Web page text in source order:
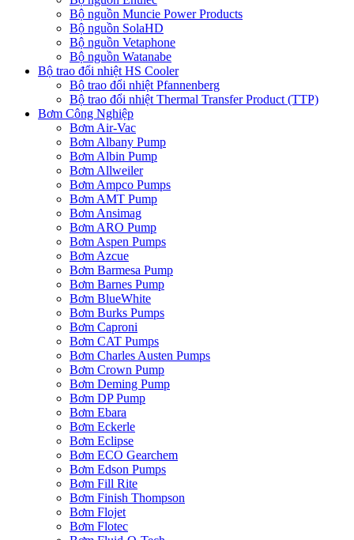
Bộ nguồn Muncie Power Products
Bộ nguồn SolaHD
Bộ nguồn Vetaphone
Bộ nguồn Watanabe
Bộ trao đổi nhiệt HS Cooler
Bộ trao đổi nhiệt Pfannenberg
Bộ trao đổi nhiệt Thermal Transfer Product (TTP)
Bơm Công Nghiệp
Bơm Air-Vac
Bơm Albany Pump
Bơm Albin Pump
Bơm Allweiler
Bơm Ampco Pumps
Bơm AMT Pump
Bơm Ansimag
Bơm ARO Pump
Bơm Aspen Pumps
Bơm Azcue
Bơm Barmesa Pump
Bơm Barnes Pump
Bơm BlueWhite
Bơm Burks Pumps
Bơm Caproni
Bơm CAT Pumps
Bơm Charles Austen Pumps
Bơm Crown Pump
Bơm Deming Pump
Bơm DP Pump
Bơm Ebara
Bơm Eckerle
Bơm Eclipse
Bơm ECO Gearchem
Bơm Edson Pumps
Bơm Fill Rite
Bơm Finish Thompson
Bơm Flojet
Bơm Flotec